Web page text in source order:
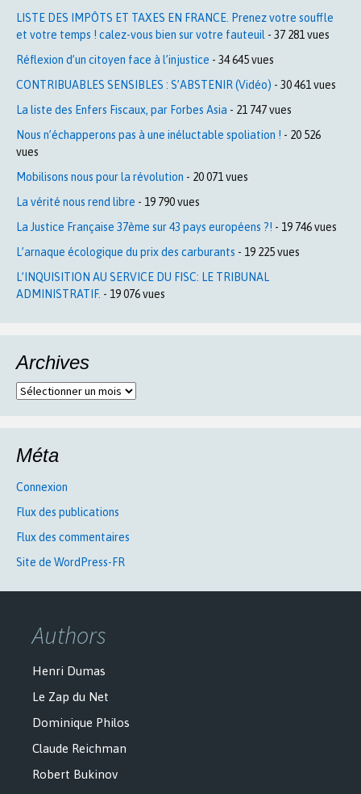
LISTE DES IMPÔTS ET TAXES EN FRANCE. Prenez votre souffle
et votre temps ! calez-vous bien sur votre fauteuil - 37 281 vues
Réflexion d’un citoyen face à l’injustice - 34 645 vues
CONTRIBUABLES SENSIBLES : S’ABSTENIR (Vidéo) - 30 461 vues
La liste des Enfers Fiscaux, par Forbes Asia - 21 747 vues
Nous n’échapperons pas à une inéluctable spoliation ! - 20 526
vues
Mobilisons nous pour la révolution - 20 071 vues
La vérité nous rend libre - 19 790 vues
La Justice Française 37ème sur 43 pays européens ?! - 19 746 vues
L’arnaque écologique du prix des carburants - 19 225 vues
L’INQUISITION AU SERVICE DU FISC: LE TRIBUNAL
ADMINISTRATIF. - 19 076 vues
Archives
Archives
Méta
Connexion
Flux des publications
Flux des commentaires
Site de WordPress-FR
Authors
Henri Dumas
Le Zap du Net
Dominique Philos
Claude Reichman
Robert Bukinov